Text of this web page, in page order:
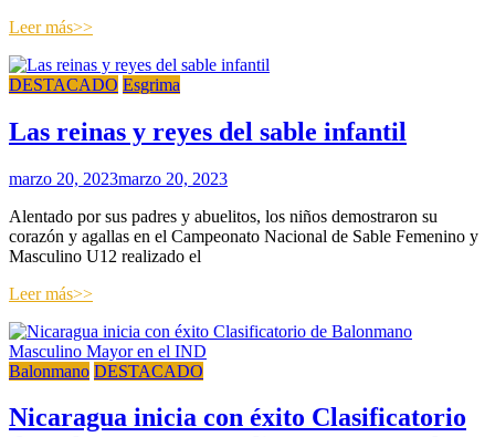
Leer más>>
DESTACADO Esgrima
Las reinas y reyes del sable infantil
marzo 20, 2023marzo 20, 2023
Alentado por sus padres y abuelitos, los niños demostraron su
corazón y agallas en el Campeonato Nacional de Sable Femenino y
Masculino U12 realizado el
Leer más>>
Balonmano DESTACADO
Nicaragua inicia con éxito Clasificatorio